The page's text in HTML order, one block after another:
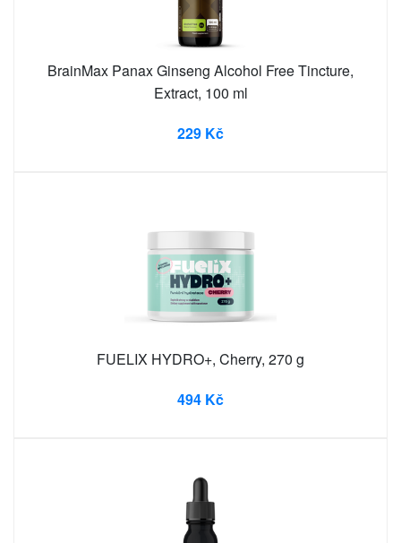
BrainMax Panax Ginseng Alcohol Free Tincture,
Extract, 100 ml
229 Kč
FUELIX HYDRO+, Cherry, 270 g
494 Kč